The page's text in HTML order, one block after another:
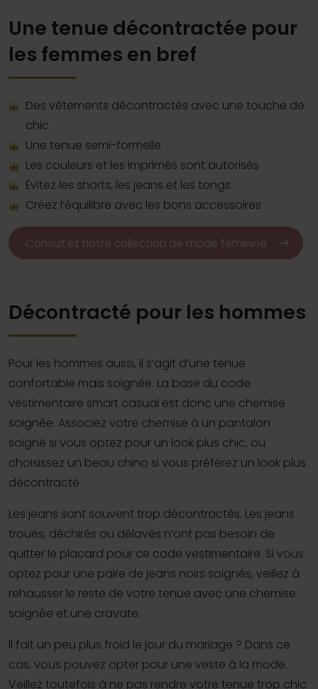
Une tenue décontractée pour
les femmes en bref
Des vêtements décontractés avec une touche de
chic
Une tenue semi-formelle
Les couleurs et les imprimés sont autorisés
Évitez les shorts, les jeans et les tongs.
Créez l’équilibre avec les bons accessoires
Consultez notre collection de mode féminine
Décontracté pour les hommes
Pour les hommes aussi, il s’agit d’une tenue
confortable mais soignée. La base du code
vestimentaire smart casual est donc une chemise
soignée. Associez votre chemise à un pantalon
soigné si vous optez pour un look plus chic, ou
choisissez un beau chino si vous préférez un look plus
décontracté.
Les jeans sont souvent trop décontractés. Les jeans
troués, déchirés ou délavés n’ont pas besoin de
quitter le placard pour ce code vestimentaire. Si vous
optez pour une paire de jeans noirs soignés, veillez à
rehausser le reste de votre tenue avec une chemise
soignée et une cravate.
Il fait un peu plus froid le jour du mariage ? Dans ce
cas, vous pouvez opter pour une veste à la mode.
Veillez toutefois à ne pas rendre votre tenue trop chic